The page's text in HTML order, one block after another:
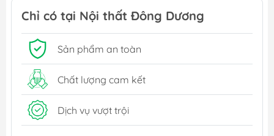
Chỉ có tại Nội thất Đông Dương
Sản phẩm an toàn
Chất lượng cam kết
Dịch vụ vượt trội